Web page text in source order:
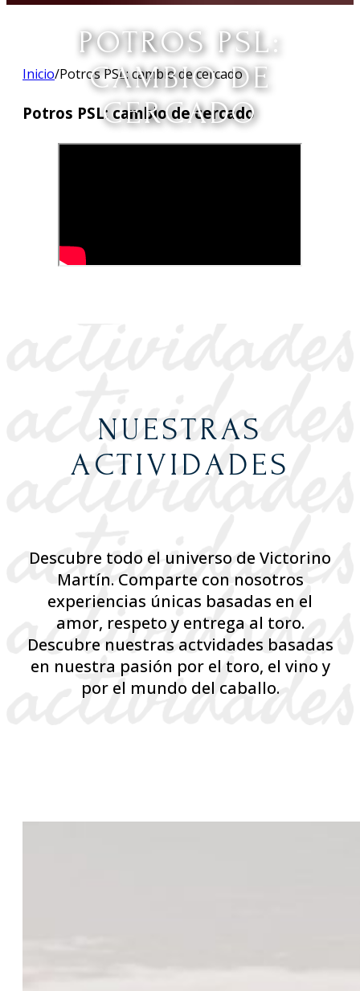
POTROS PSL:
CAMBIO DE
CERCADO
Inicio/Potros PSL: cambio de cercado
Potros PSL: cambio de cercado
NUESTRAS
ACTIVIDADES
Descubre todo el universo de Victorino
Martín. Comparte con nosotros
experiencias únicas basadas en el
amor, respeto y entrega al toro.
Descubre nuestras actvidades basadas
en nuestra pasión por el toro, el vino y
por el mundo del caballo.